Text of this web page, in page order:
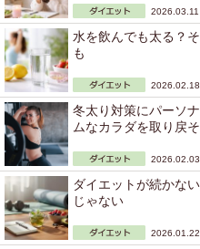
水を飲んでも太る？
も
冬太り対策にパーソ
ムなカラダを取り戻
ダイエットが続かな
じゃない